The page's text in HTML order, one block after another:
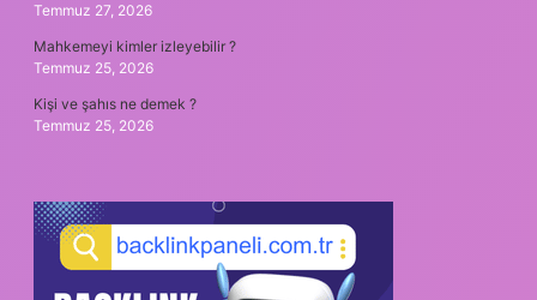
Temmuz 27, 2026
Mahkemeyi kimler izleyebilir ?
Temmuz 25, 2026
Kişi ve şahıs ne demek ?
Temmuz 25, 2026